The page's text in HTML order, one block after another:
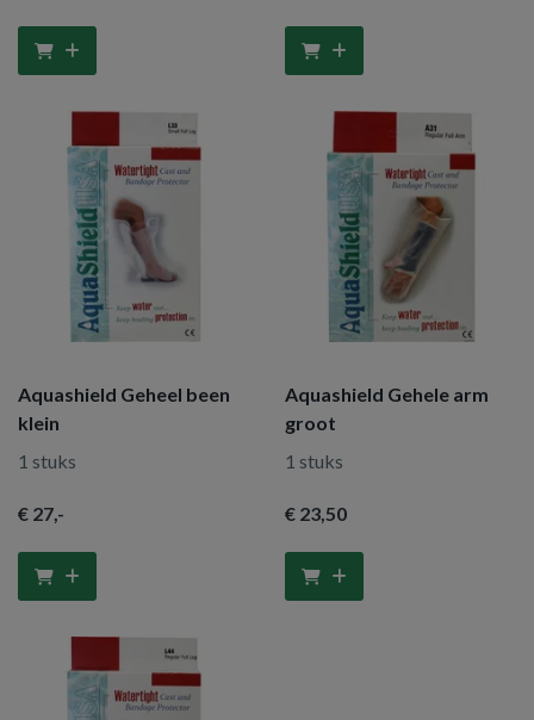
Aquashield Geheel been
klein
1 stuks
€ 27,-
Aquashield Gehele arm
groot
1 stuks
€ 23,50